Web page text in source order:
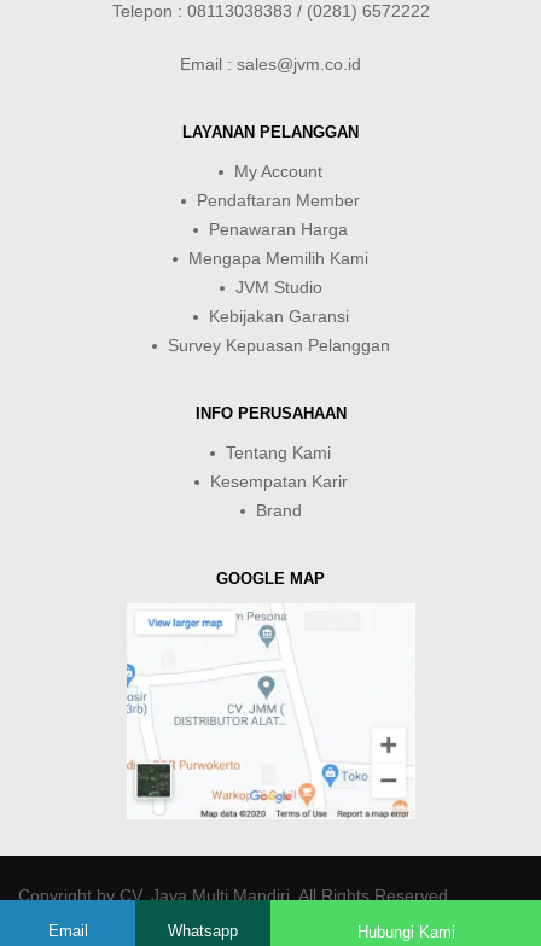
Telepon : 08113038383 / (0281) 6572222
Email : sales@jvm.co.id
LAYANAN PELANGGAN
My Account
Pendaftaran Member
Penawaran Harga
Mengapa Memilih Kami
JVM Studio
Kebijakan Garansi
Survey Kepuasan Pelanggan
INFO PERUSAHAAN
Tentang Kami
Kesempatan Karir
Brand
GOOGLE MAP
Copyright byCV. Java Multi Mandiri. All Rights Reserved.
Email Whatsapp Hubungi Kami